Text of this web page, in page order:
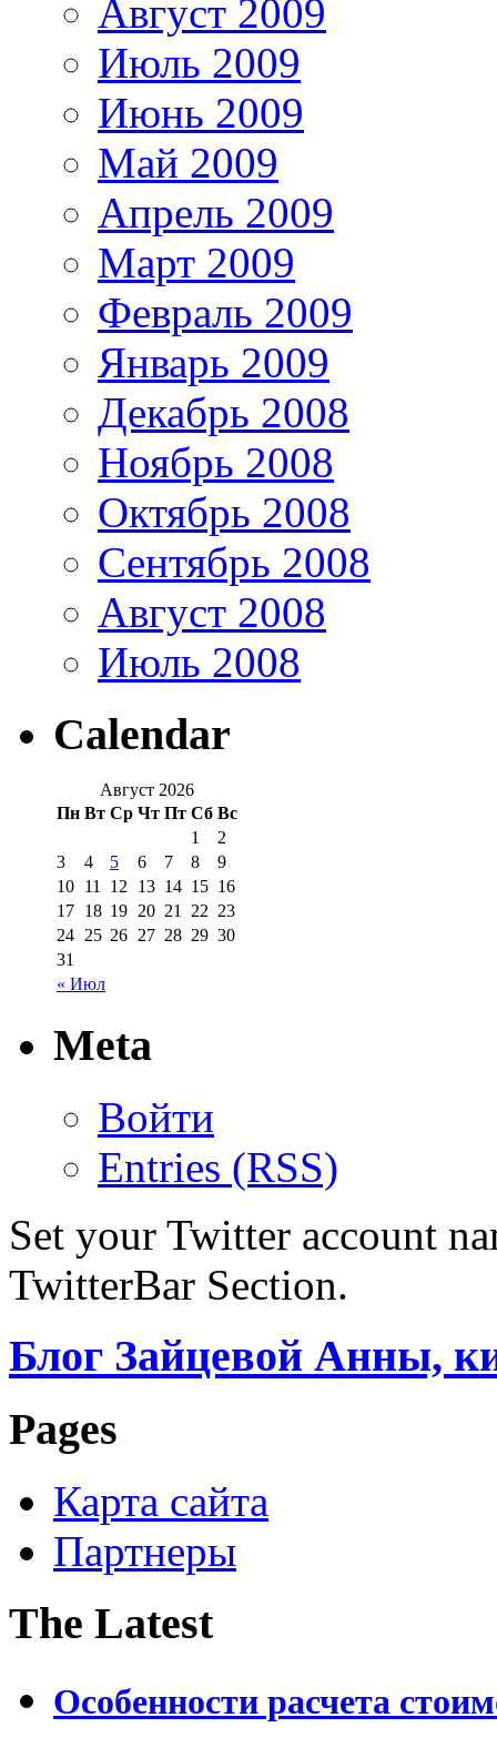
Август 2009
Июль 2009
Июнь 2009
Май 2009
Апрель 2009
Март 2009
Февраль 2009
Январь 2009
Декабрь 2008
Ноябрь 2008
Октябрь 2008
Сентябрь 2008
Август 2008
Июль 2008
Calendar
Август 2026
Пн Вт Ср Чт Пт Сб Вс
« Июл
1
2
3
4 5 6 7 8
9
10 11 12 13 14 15 16
17 18 19 20 21 22 23
24 25 26 27 28 29 30
31
Meta
Войти
Entries (RSS)
Set your Twitter account
TwitterBar Section.
Блог Зайцевой Анны,
Pages
Карта сайта
Партнеры
The Latest
Особенности расчета